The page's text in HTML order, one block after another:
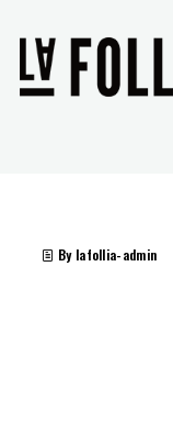
By lafollia-admin